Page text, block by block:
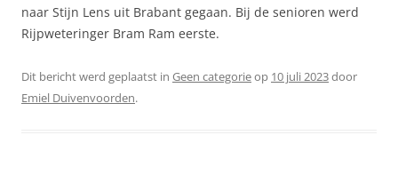
naar Stijn Lens uit Brabant gegaan. Bij de senioren werd
Rijpweteringer Bram Ram eerste.
Dit bericht werd geplaatst in Geen categorieop 10 juli 2023door
Emiel Duivenvoorden.